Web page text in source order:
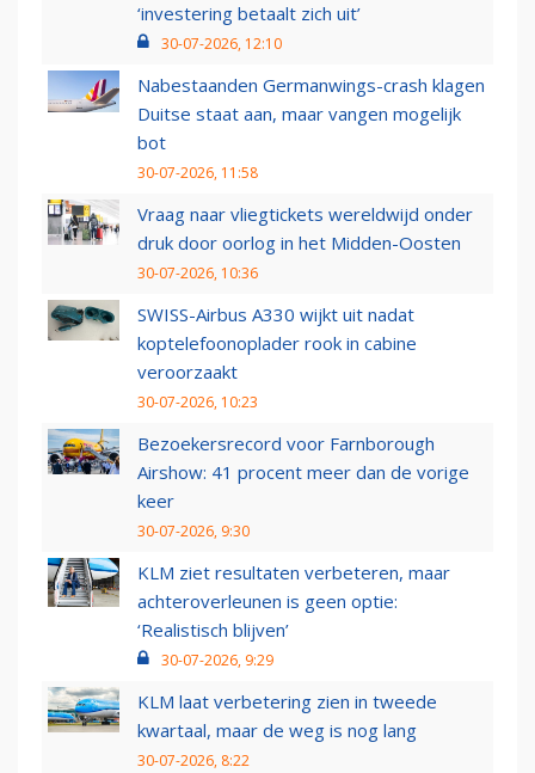
‘investering betaalt zich uit’
30-07-2026, 12:10
Nabestaanden Germanwings-crash klagen
Duitse staat aan, maar vangen mogelijk
bot
30-07-2026, 11:58
Vraag naar vliegtickets wereldwijd onder
druk door oorlog in het Midden-Oosten
30-07-2026, 10:36
SWISS-Airbus A330 wijkt uit nadat
koptelefoonoplader rook in cabine
veroorzaakt
30-07-2026, 10:23
Bezoekersrecord voor Farnborough
Airshow: 41 procent meer dan de vorige
keer
30-07-2026, 9:30
KLM ziet resultaten verbeteren, maar
achteroverleunen is geen optie:
‘Realistisch blijven’
30-07-2026, 9:29
KLM laat verbetering zien in tweede
kwartaal, maar de weg is nog lang
30-07-2026, 8:22